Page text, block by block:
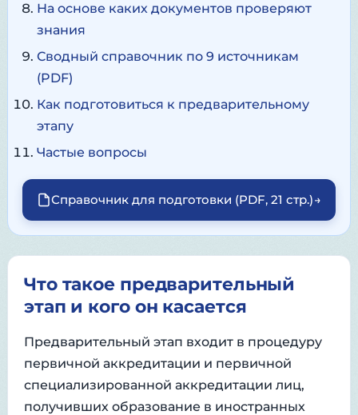
На основе каких документов проверяют
знания
Сводный справочник по 9 источникам
(PDF)
Как подготовиться к предварительному
этапу
Частые вопросы
Справочник для подготовки (PDF, 21 стр.)→
Что такое предварительный
этап и кого он касается
Предварительный этап входит в процедуру
первичной аккредитации и первичной
специализированной аккредитации лиц,
получивших образование в иностранных